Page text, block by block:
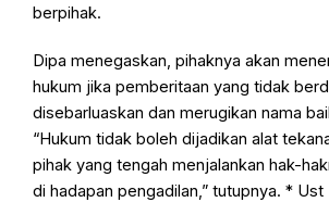
berpihak.
Dipa menegaskan, pihaknya akan
hukum jika pemberitaan yang tidak
disebarluaskan dan merugikan nama
“Hukum tidak boleh dijadikan alat
pihak yang tengah menjalankan hak-
di hadapan pengadilan,” tutupnya. * Ust